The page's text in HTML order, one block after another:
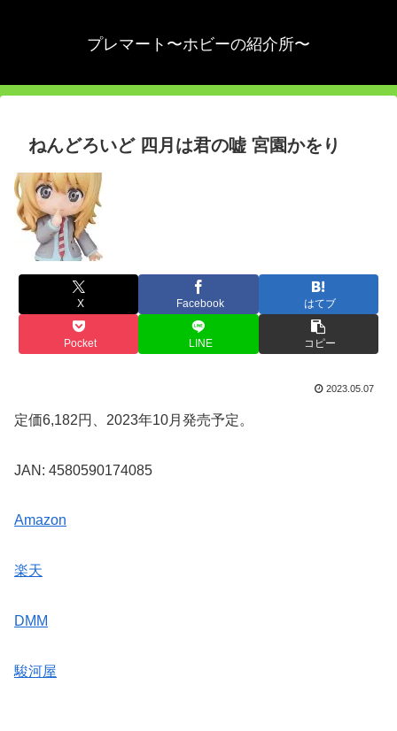
プレマート〜ホビーの紹介所〜
ねんどろいど 四月は君の嘘 宮園かをり
X Facebook はてブ
Pocket LINE コピー
2023.05.07
定価6,182円、2023年10月発売予定。
JAN: 4580590174085
Amazon
楽天
DMM
駿河屋